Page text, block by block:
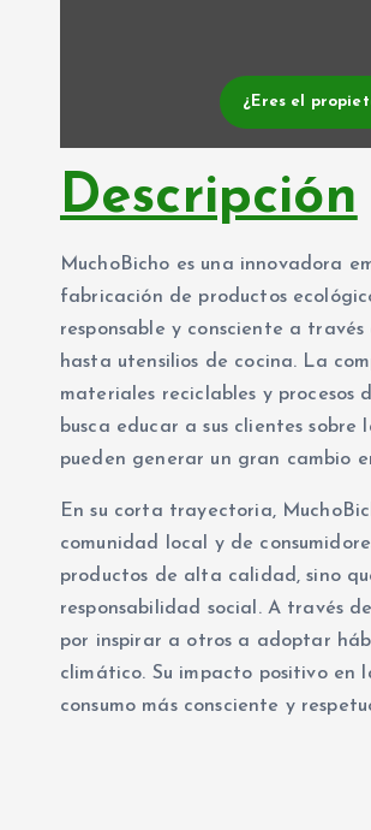
¿Eres el
Descripción
MuchoBicho es una innovadora
fabricación de productos
responsable y consciente a
hasta utensilios de cocina. La
materiales reciclables y procesos
busca educar a sus clientes
pueden generar un gran cambio
En su corta trayectoria,
comunidad local y de
productos de alta calidad, sino
responsabilidad social. A través
por inspirar a otros a adoptar
climático. Su impacto positivo
consumo más consciente y